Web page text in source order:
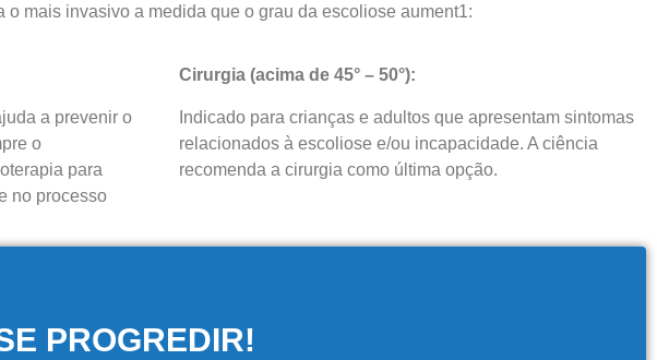
mais invasivo a medida que o grau da escoliose aument1:
a prevenir o
o
para
no processo
Cirurgia (acima de 45° – 50°):
Indicado para crianças e adultos que apresentam sintomas
relacionados à escoliose e/ou incapacidade. A ciência
recomenda a cirurgia como última opção.
PROGREDIR!